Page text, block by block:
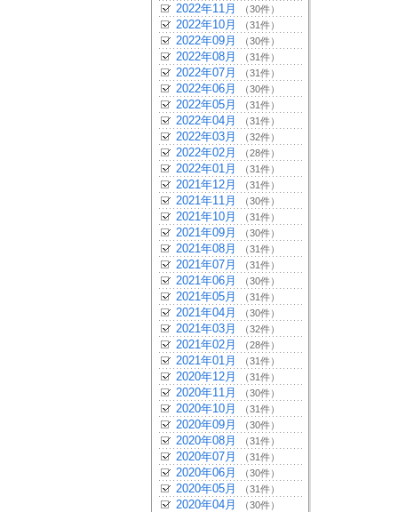
2022年11月 （30件）
2022年10月 （31件）
2022年09月 （30件）
2022年08月 （31件）
2022年07月 （31件）
2022年06月 （30件）
2022年05月 （31件）
2022年04月 （31件）
2022年03月 （32件）
2022年02月 （28件）
2022年01月 （31件）
2021年12月 （31件）
2021年11月 （30件）
2021年10月 （31件）
2021年09月 （30件）
2021年08月 （31件）
2021年07月 （31件）
2021年06月 （30件）
2021年05月 （31件）
2021年04月 （30件）
2021年03月 （32件）
2021年02月 （28件）
2021年01月 （31件）
2020年12月 （31件）
2020年11月 （30件）
2020年10月 （31件）
2020年09月 （30件）
2020年08月 （31件）
2020年07月 （31件）
2020年06月 （30件）
2020年05月 （31件）
2020年04月 （30件）